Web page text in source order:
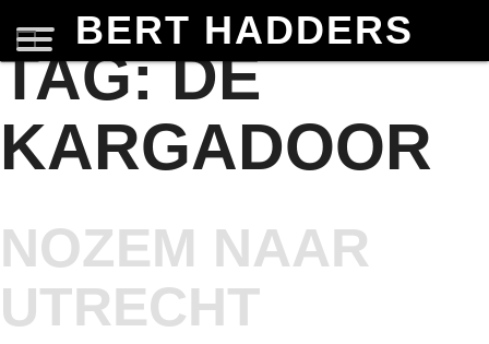
BERT HADDERS
TAG:DE
KARGADOOR
NOZEM NAAR
UTRECHT